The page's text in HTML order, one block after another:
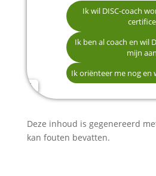
Ik wil DISC-coach
Ik ben al coach en wil
mijn
Ik oriënteer me nog en
Een erkende DISC-
Mijn eerste klanten
Begrijpen wat Q4
Naam
E-mailadres
Telefoonnummer
Deze inhoud is gegenereerd
kan fouten bevatten.